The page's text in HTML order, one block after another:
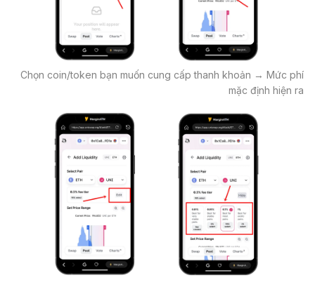
Chọn coin/token bạn muốn cung cấp thanh khoản → Mức phí
mặc định hiện ra